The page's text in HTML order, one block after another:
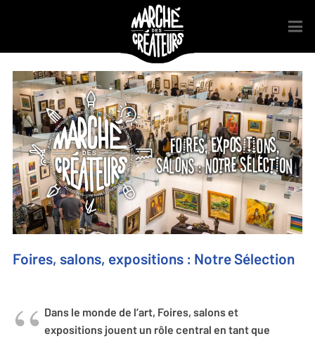
Foires, salons, expositions : Notre Sélection
Dans le monde de l’art, Foires, salons et
expositions jouent un rôle central en tant que